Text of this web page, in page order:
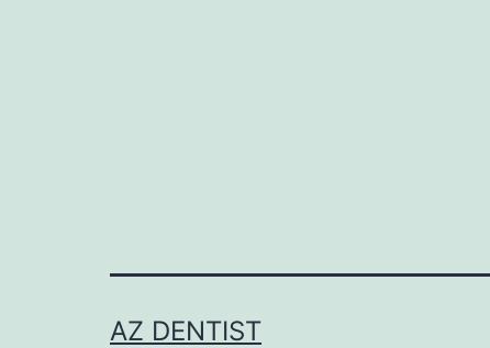
AZ DENTIST